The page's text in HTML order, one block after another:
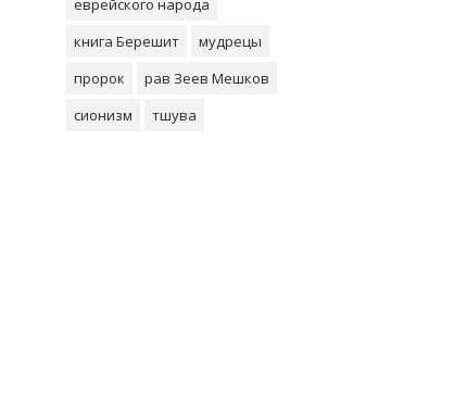
еврейского народа
книга Берешит
мудрецы
пророк
рав Зеев Мешков
сионизм
тшува